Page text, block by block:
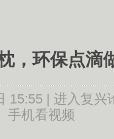
，环保点滴
15:55 | 进入复兴
手机看视频